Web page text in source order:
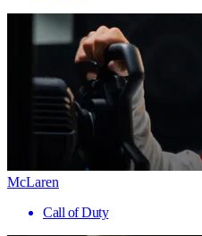
McLaren
Call of Duty